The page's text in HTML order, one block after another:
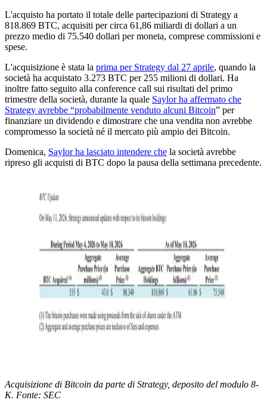
L'acquisto ha portato il totale delle partecipazioni di Strategy a
818.869 BTC, acquisiti per circa 61,86 miliardi di dollari a un
prezzo medio di 75.540 dollari per moneta, comprese commissioni e
spese.
L'acquisizione è stata la prima per Strategy dal 27 aprile, quando la
società ha acquistato 3.273 BTC per 255 milioni di dollari. Ha
inoltre fatto seguito alla conference call sui risultati del primo
trimestre della società, durante la quale Saylor ha affermato che
Strategy avrebbe “probabilmente venduto alcuni Bitcoin” per
finanziare un dividendo e dimostrare che una vendita non avrebbe
compromesso la società né il mercato più ampio dei Bitcoin.
Domenica, Saylor ha lasciato intendere che la società avrebbe
ripreso gli acquisti di BTC dopo la pausa della settimana precedente.
Acquisizione di Bitcoin da parte di Strategy, deposito del modulo 8-
K. Fonte: SEC